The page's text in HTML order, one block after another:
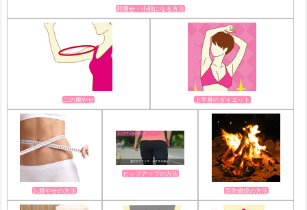
顔痩せ・小顔になる方法
二の腕やせ 上半身のダイエット
お腹やせの方法
ヒップアップの方法
脂肪燃焼の方法